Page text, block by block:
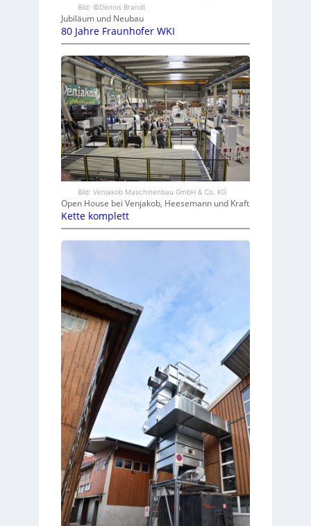
Bild: ©Dennis Brandt
Jubiläum und Neubau
80 Jahre Fraunhofer WKI
Bild: Venjakob Maschinenbau GmbH & Co. KG
Open House bei Venjakob, Heesemann und Kraft
Kette komplett